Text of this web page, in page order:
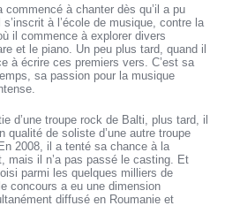
commencé à chanter dès qu’il a pu
s’inscrit à l’école de musique, contre la
il commence à explorer divers
et le piano. Un peu plus tard, quand il
à écrire ces premiers vers. C’est sa
sa passion pour la musique
d’une troupe rock de Balti, plus tard, il
qualité de soliste d’une autre troupe
2008, il a tenté sa chance à la
mais il n’a pas passé le casting. Et
parmi les quelques milliers de
concours a eu une dimension
diffusé en Roumanie et